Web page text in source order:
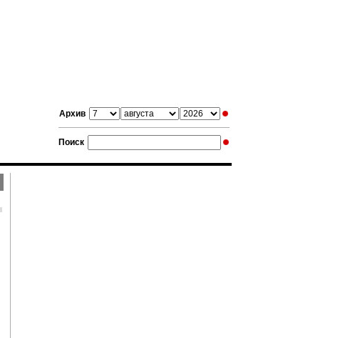
Архив
Поиск